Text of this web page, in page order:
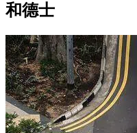
和德士